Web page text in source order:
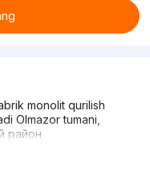
monolit qurilish
Olmazor tumani,
район